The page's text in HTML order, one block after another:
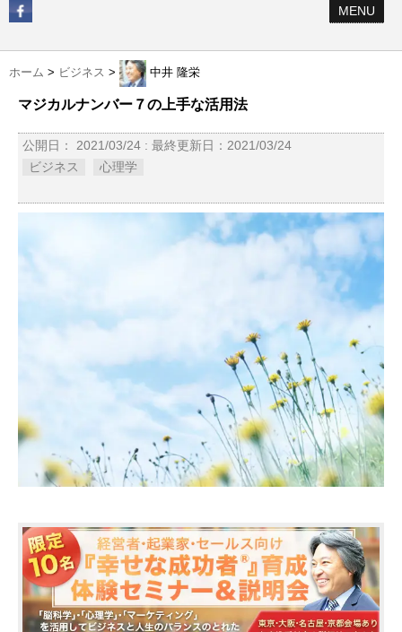
MENU
ホーム > ビジネス > 中井 隆栄
マジカルナンバー７の上手な活用法
公開日： 2021/03/24 : 最終更新日：2021/03/24
ビジネス
心理学